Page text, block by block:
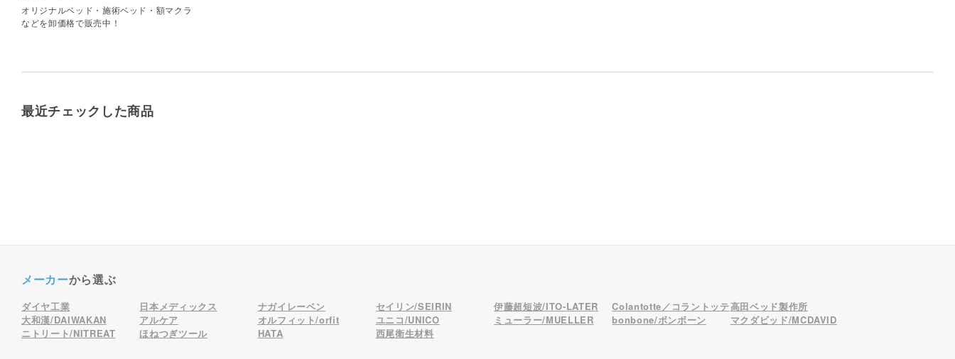
オリジナルベッド・施術ベッド・額マクラ
などを卸価格で販売中！
最近チェックした商品
メーカーから選ぶ
ダイヤ工業 日本メディックス ナガイレーベン セイリン/SEIRIN 伊藤超短波/ITO-LATER Colantotte／コラントッテ高田ベッド製作所
大和漢/DAIWAKAN
アルケア オルフィット/orfit ユニコ/UNICO ミューラー/MUELLER bonbone/ボンボーン
マクダビッド/MCDAVID
ニトリート/NITREAT
ほねつぎツール HATA 西尾衛生材料